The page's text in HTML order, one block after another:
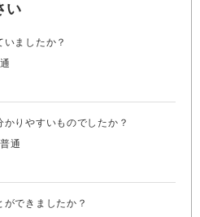
い
ましたか？
りやすいものでしたか？
普通
できましたか？